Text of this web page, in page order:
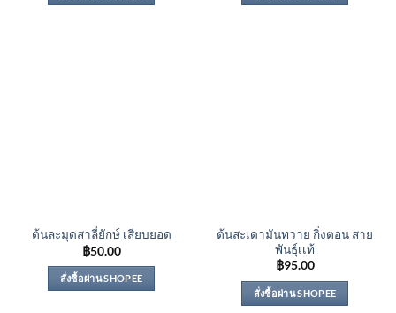
ต้นละมุดสาลี่ยักษ์ เสียบยอด
฿50.00
สั่งซื้อผ่าน SHOPEE
ต้นสะเดามันทวาย กิ่งตอน สาย
พันธุ์เเท้
฿95.00
สั่งซื้อผ่าน SHOPEE